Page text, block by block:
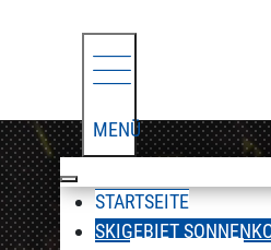
MENÜ
STARTSEITE
SKIGEBIET